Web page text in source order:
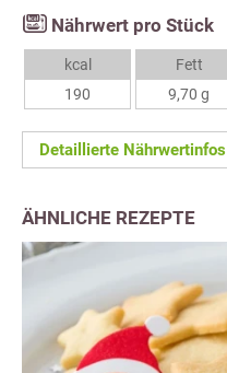
Nährwert pro Stück
kcal
190
Fett
9,70 g
Detaillierte Nährwertinfos
ÄHNLICHE REZEPTE